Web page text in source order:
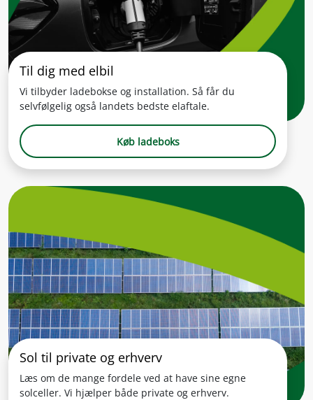
Til dig med elbil
Vi tilbyder ladebokse og installation. Så får du
selvfølgelig også landets bedste elaftale.
Køb ladeboks
Sol til private og erhverv
Læs om de mange fordele ved at have sine egne
solceller. Vi hjælper både private og erhverv.